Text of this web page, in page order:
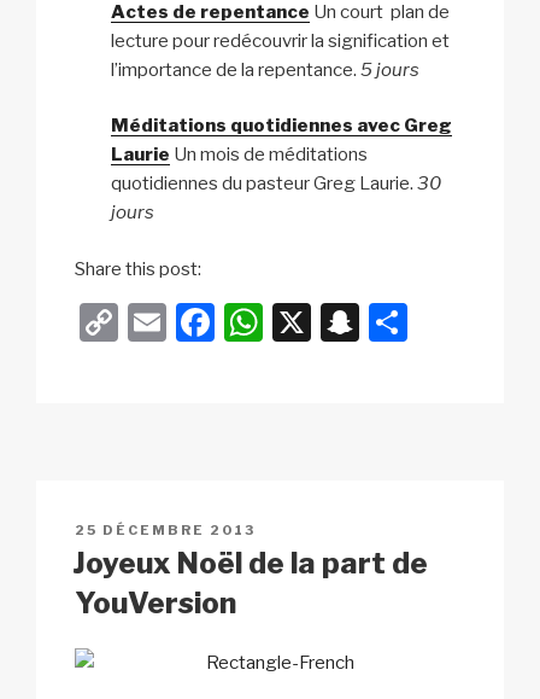
Actes de repentance Un court plan de
lecture pour redécouvrir la signification et
l’importance de la repentance. 5 jours
Méditations quotidiennes avec Greg
Laurie Un mois de méditations
quotidiennes du pasteur Greg Laurie. 30
jours
Share this post:
C
n
k
E
F
o
o
k
W
p
X
S
at
PUBLIÉ
LE
25 DÉCEMBRE 2013
Joyeux Noël de la part de
YouVersion